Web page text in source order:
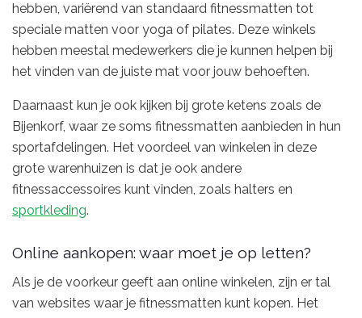
hebben, variërend van standaard fitnessmatten tot
speciale matten voor yoga of pilates. Deze winkels
hebben meestal medewerkers die je kunnen helpen bij
het vinden van de juiste mat voor jouw behoeften.
Daarnaast kun je ook kijken bij grote ketens zoals de
Bijenkorf, waar ze soms fitnessmatten aanbieden in hun
sportafdelingen. Het voordeel van winkelen in deze
grote warenhuizen is dat je ook andere
fitnessaccessoires kunt vinden, zoals halters en
sportkleding.
Online aankopen: waar moet je op letten?
Als je de voorkeur geeft aan online winkelen, zijn er tal
van websites waar je fitnessmatten kunt kopen. Het